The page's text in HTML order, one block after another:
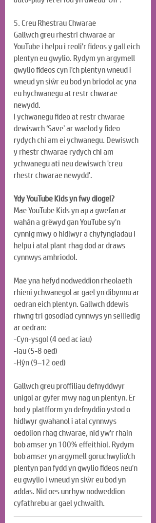
5. Creu Rhestrau Chwarae
Gallwch greu rhestri chwarae ar
YouTube i helpu i reoli'r fideos y gall eich
plentyn eu gwylio. Rydym yn argymell
gwylio fideos cyn i'ch plentyn wneud i
wneud yn siŵr eu bod yn briodol ac yna
eu hychwanegu at restr chwarae
newydd.
I ychwanegu fideo at restr chwarae
dewiswch ‘Save’ ar waelod y fideo
rydych chi am ei ychwanegu. Dewiswch
y rhestr chwarae rydych chi am
ychwanegu ati neu dewiswch 'creu
rhestr chwarae newydd'.
Ydy YouTube Kids yn fwy diogel?
Mae YouTube Kids yn ap a gwefan ar
wahân a grëwyd gan YouTube sy'n
cynnig mwy o hidlwyr a chyfyngiadau i
helpu i atal plant rhag dod ar draws
cynnwys amhriodol.
Mae yna hefyd nodweddion rheolaeth
rhieni ychwanegol ar gael yn dibynnu ar
oedran eich plentyn. Gallwch ddewis
rhwng tri gosodiad cynnwys yn seiliedig
ar oedran:
-Cyn-ysgol (4 oed ac iau)
-Iau (5-8 oed)
-Hŷn (9–12 oed)
Gallwch greu proffiliau defnyddwyr
unigol ar gyfer mwy nag un plentyn. Er
bod y platfform yn defnyddio ystod o
hidlwyr gwahanol i atal cynnwys
oedolion rhag chwarae, nid yw'r rhain
bob amser yn 100% effeithiol. Rydym
bob amser yn argymell goruchwylio'ch
plentyn pan fydd yn gwylio fideos neu'n
eu gwylio i wneud yn siŵr eu bod yn
addas. Nid oes unrhyw nodweddion
cyfathrebu ar gael ychwaith.